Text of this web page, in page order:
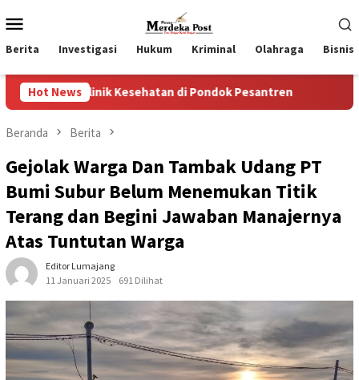
ke
kontenMobile
Berita Investigasi Hukum Kriminal Olahraga Bisnis
Hot Newsdi Pondok Pesantren Wakil Ketua II dan III
Beranda Berita
Gejolak Warga Dan Tambak Udang PT
Bumi Subur Belum Menemukan Titik
Terang dan Begini Jawaban Manajernya
Atas Tuntutan Warga
Editor Lumajang
11 Januari 2025
691 Dilihat